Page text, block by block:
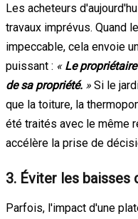
Les acheteurs
travaux imprévus. Quand
impeccable, cela envoie
puissant : « Le
de sa propriété. » Si le
que la toiture, la
été traités avec le même
accélère la prise de
3. Éviter les baisses
Parfois, l'impact d'une